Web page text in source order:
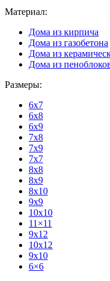
Материал:
Дома из кирпича
Дома из газобетона
Дома из
Дома из
Размеры:
6x7
6x8
6x9
7x8
7x9
7x7
8x8
8x9
8x10
9x9
10x10
11×11
9x12
10x12
9x10
6×6